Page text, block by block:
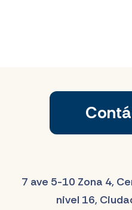
7 ave 5-10 Zona 4,
nivel 16,